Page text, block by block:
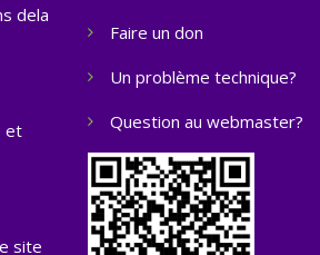
dela
et
site
Faire un don
Un problème technique?
Question au webmaster?